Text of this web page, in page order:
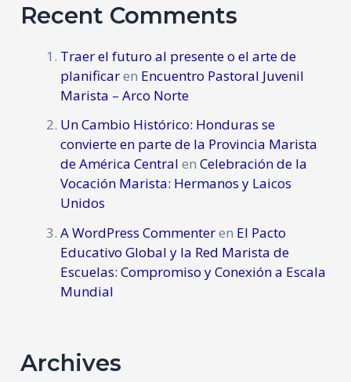
Recent Comments
Traer el futuro al presente o el arte de
planificaren Encuentro Pastoral Juvenil
Marista – Arco Norte
Un Cambio Histórico: Honduras se
convierte en parte de la Provincia Marista
de América Central enCelebración de la
Vocación Marista: Hermanos y Laicos
Unidos
A WordPress Commenteren El Pacto
Educativo Global y la Red Marista de
Escuelas: Compromiso y Conexión a Escala
Mundial
Archives